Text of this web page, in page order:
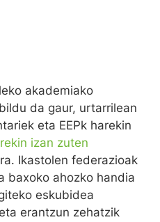
akademiako
da gaur, urtarrilean
eta EEPk harekin
izan zuten
Ikastolen federazioak
baxoko ahozko handia
eskubidea
erantzun zehatzik